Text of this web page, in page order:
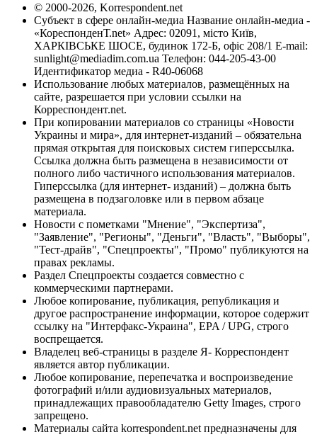
© 2000-2026, Korrespondent.net
Субъект в сфере онлайн-медиа Название онлайн-медиа -
«КореспонденТ.net» Адрес: 02091, місто Київ,
ХАРКІВСЬКЕ ШОСЕ, будинок 172-Б, офіс 208/1 E-mail:
sunlight@mediadim.com.ua Телефон: 044-205-43-00
Идентификатор медиа - R40-06068
Использование любых материалов, размещённых на
сайте, разрешается при условии ссылки на
Корреспондент.net.
При копировании материалов со страницы «Новости
Украины и мира», для интернет-изданий – обязательна
прямая открытая для поисковых систем гиперссылка.
Ссылка должна быть размещена в независимости от
полного либо частичного использования материалов.
Гиперссылка (для интернет- изданий) – должна быть
размещена в подзаголовке или в первом абзаце
материала.
Новости с пометками "Мнение", "Экспертиза",
"Заявление", "Регионы", "Деньги", "Власть", "Выборы",
"Тест-драйв", "Спецпроекты", "Промо" публикуются на
правах рекламы.
Раздел Спецпроекты создается совместно с
коммерческими партнерами.
Любое копирование, публикация, републикация и
другое распространение информации, которое содержит
ссылку на "Интерфакс-Украина", EPA / UPG, строго
воспрещается.
Владелец веб-страницы в разделе Я- Корреспондент
является автор публикации.
Любое копирование, перепечатка и воспроизведение
фотографий и/или аудиовизуальных материалов,
принадлежащих правообладателю Getty Images, строго
запрещено.
Материалы сайта korrespondent.net предназначены для